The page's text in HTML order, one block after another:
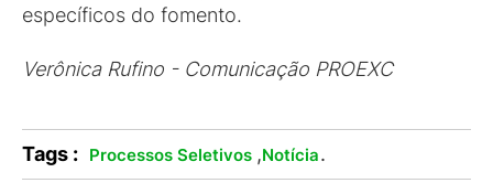
específicos do fomento.
Verônica Rufino - Comunicação PROEXC
Tags : Processos Seletivos ,Notícia.